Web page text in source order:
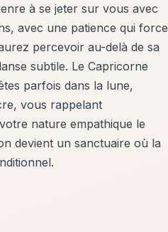
à se jeter sur vous avec
avec une patience qui force
percevoir au-delà de sa
subtile. Le Capricorne
parfois dans la lune,
vous rappelant
nature empathique le
devient un sanctuaire où la